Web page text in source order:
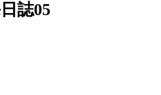
誌05